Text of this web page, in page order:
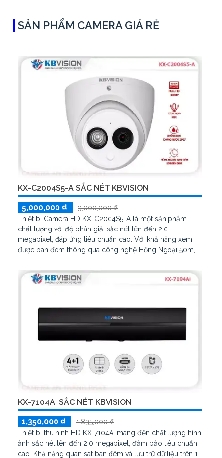
SẢN PHẨM CAMERA GIÁ RẺ
KX-C2004S5-A SẮC NÉT KBVISION
5,000,000 ₫
9,000,000 ₫
Thiết bị Camera HD KX-C2004S5-A là một sản phẩm
chất lượng với độ phân giải sắc nét lên đến 2.0
megapixel, đáp ứng tiêu chuẩn cao. Với khả năng xem
được ban đêm thông qua công nghệ Hồng Ngoại 50m,
giúp đảm bảo chất lượng hình ảnh
KX-7104AI SẮC NÉT KBVISION
1,350,000 ₫
1,835,000 ₫
Thiết bị thu hình HD KX-7104Ai mang đến chất lượng hình
ảnh sắc nét lên đến 2.0 megapixel, đảm bảo tiêu chuẩn
cao. Khả năng quan sát ban đêm và lưu trữ dữ liệu trên 1